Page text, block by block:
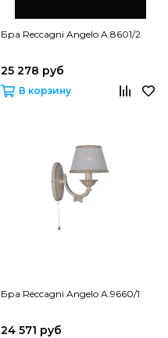
Бра Reccagni Angelo A.8601/2
25 278 руб
В корзину
Бра Reccagni Angelo A.9660/1
24 571 руб